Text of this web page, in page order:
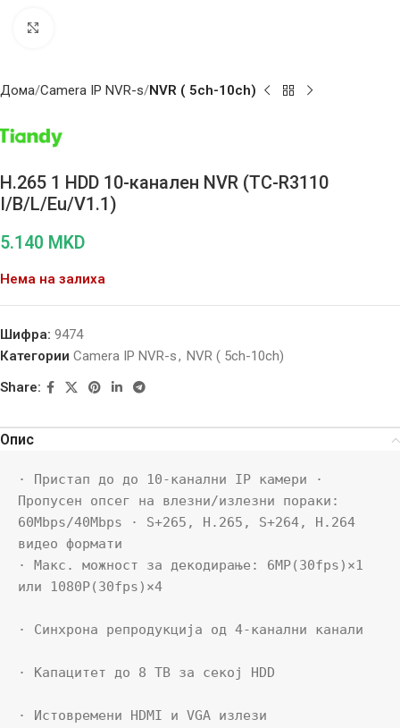
Дома Camera IP NVR-s NVR ( 5ch-10ch)
H.265 1 HDD 10-канален NVR (TC-R3110
I/B/L/Eu/V1.1)
5.140 MKD
Нема на залиха
Шифра: 9474
Категории Camera IP NVR-s, NVR ( 5ch-10ch)
Share:
Опис
· Пристап до до 10-канални IP камери ·
Пропусен опсег на влезни/излезни пораки:
60Mbps/40Mbps · S+265, H.265, S+264, H.264
видео формати
· Макс. можност за декодирање: 6MP(30fps)×1
или 1080P(30fps)×4
· Синхрона репродукција од 4-канални канали
· Капацитет до 8 TB за секој HDD
· Истовремени HDMI и VGA излези